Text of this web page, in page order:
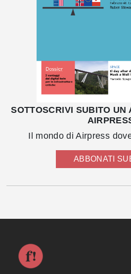
SOTTOSCRIVI SUBITO UN
Il mondo di Airpress
ABBONATI